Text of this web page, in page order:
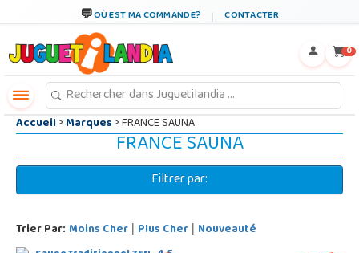
OÙ EST MA COMMANDE? CONTACTER
0
Accueil>Marques> FRANCE SAUNA
FRANCE SAUNA
Filtrer par:
Trier Par: Moins Cher | Plus Cher | Nouveauté